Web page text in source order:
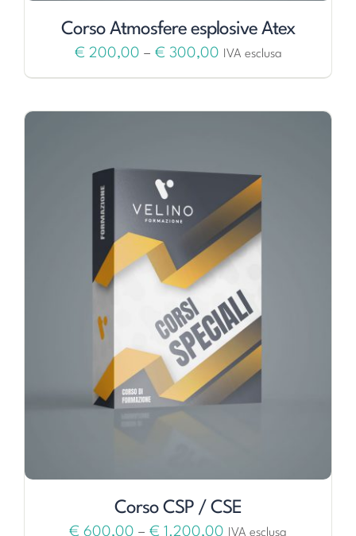
Corso Atmosfere esplosive Atex
€ 200,00 – € 300,00 IVA esclusa
Corso CSP / CSE
€ 600,00 – € 1.200,00 IVA esclusa